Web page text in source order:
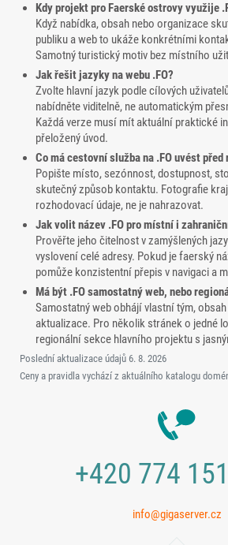
Kdy projekt pro Faerské ostrovy využije
Když nabídka, obsah nebo organizace
publiku a web to ukáže konkrétními
Samotný turistický motiv bez místního
Jak řešit jazyky na webu .FO?
Zvolte hlavní jazyk podle cílových
nabídněte viditelně, ne automatickým
Každá verze musí mít aktuální praktické
přeložený úvod.
Co má cestovní služba na .FO uvést před
Popište místo, sezónnost, dostupnost,
skutečný způsob kontaktu. Fotografie
rozhodovací údaje, ne je nahrazovat.
Jak volit název .FO pro místní i
Prověřte jeho čitelnost v zamýšlených
vyslovení celé adresy. Pokud je faerský
pomůže konzistentní přepis v navigaci a
Má být .FO samostatný web, nebo
Samostatný web obhájí vlastní tým,
aktualizace. Pro několik stránek o jedné
regionální sekce hlavního projektu s
Poslední aktualizace údajů 6. 8. 2026
Ceny a pravidla vychází z aktuálního katalogu
+420 774
info@gigaserver.cz